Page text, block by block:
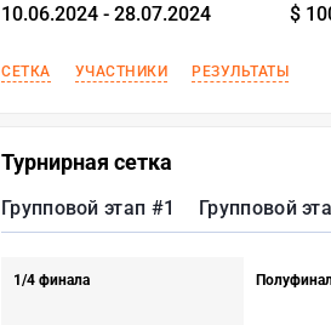
10.06.2024 - 28.07.2024
$
СЕТКА УЧАСТНИКИ РЕЗУЛЬТАТЫ
Турнирная сетка
Групповой этап #1 Групповой
1/4 финала